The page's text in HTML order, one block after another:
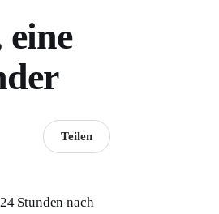
eine
Teilen
Stunden nach